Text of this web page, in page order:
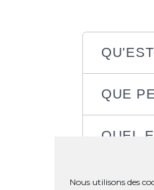
Nous utilisons des
QUE
QUEL